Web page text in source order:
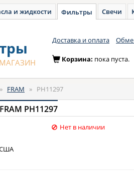
и жидкости Фильтры Свечи
Доставка и оплата
Корзина: пока пуста.
» FRAM » PH11297
PH11297
Нет в наличии